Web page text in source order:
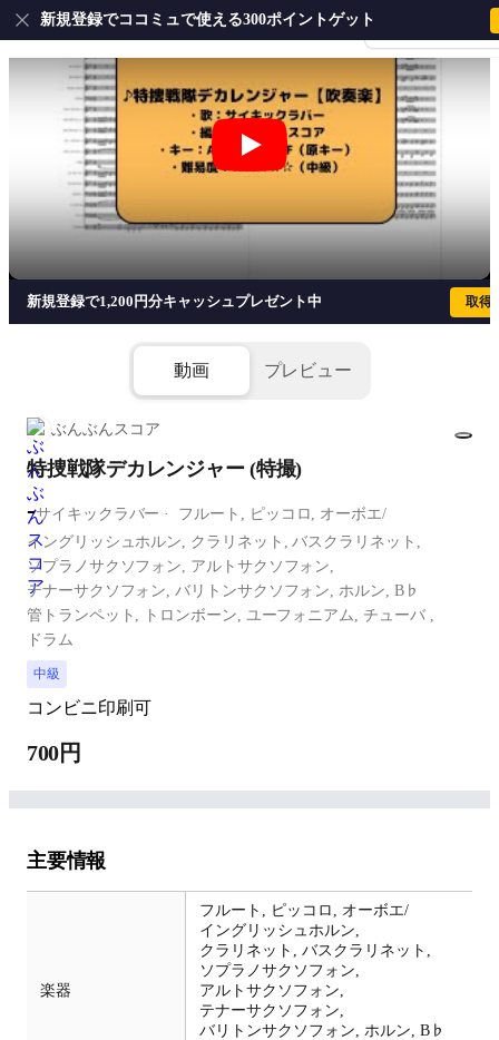
会員登録・ログイ
新規登録でココミュで使える300ポイントゲット
特捜戦隊デカレンジャー (特撮) - サイ
新規登録で1,200円分キャッシュプレゼント中 取得
動画 プレビュー
ぶんぶんスコア
特捜戦隊デカレンジャー (特撮)
-サイキックラバー フルート, ピッコロ, オーボエ/
イングリッシュホルン, クラリネット,バスクラリネット,
ソプラノサクソフォン, アルトサクソフォン,
テナーサクソフォン,バリトンサクソフォン,ホルン, B♭
管トランペット,
トロンボーン, ユーフォニアム, チューバ ,
ドラム
中級
コンビニ印刷可
700円
主要情報
楽器
フルート, ピッコロ, オーボエ/
イングリッシュホルン,
クラリネット, バスクラリネット,
ソプラノサクソフォン,
アルトサクソフォン,
テナーサクソフォン,
バリトンサクソフォン, ホルン, B♭